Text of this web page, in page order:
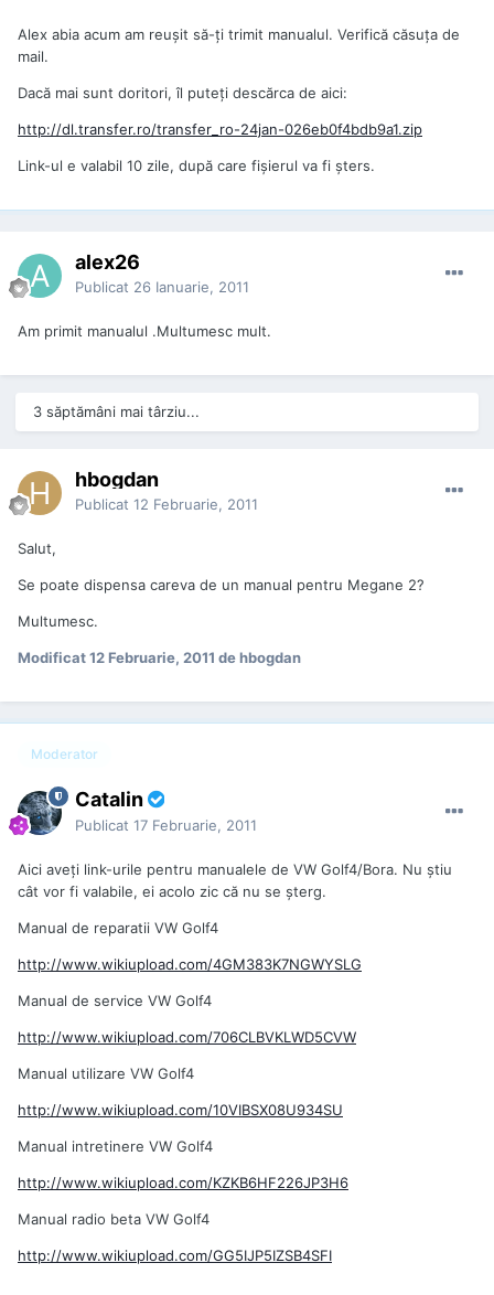
Alex abia acum am reușit să-ți trimit manualul. Verifică căsuța de
mail.
Dacă mai sunt doritori, îl puteți descărca de aici:
http://dl.transfer.ro/transfer_ro-24jan-026eb0f4bdb9a1.zip
Link-ul e valabil 10 zile, după care fișierul va fi șters.
alex26
Publicat 26 Ianuarie, 2011
Am primit manualul .Multumesc mult.
3 săptămâni mai târziu...
hbogdan
Publicat 12 Februarie, 2011
Salut,
Se poate dispensa careva de un manual pentru Megane 2?
Multumesc.
Modificat12 Februarie, 2011 de hbogdan
Moderator
Catalin
Publicat 17 Februarie, 2011
Aici aveți link-urile pentru manualele de VW Golf4/Bora. Nu știu
cât vor fi valabile, ei acolo zic că nu se șterg.
Manual de reparatii VW Golf4
http://www.wikiupload.com/4GM383K7NGWYSLG
Manual de service VW Golf4
http://www.wikiupload.com/706CLBVKLWD5CVW
Manual utilizare VW Golf4
http://www.wikiupload.com/10VIBSX08U934SU
Manual intretinere VW Golf4
http://www.wikiupload.com/KZKB6HF226JP3H6
Manual radio beta VW Golf4
http://www.wikiupload.com/GG5IJP5IZSB4SFI